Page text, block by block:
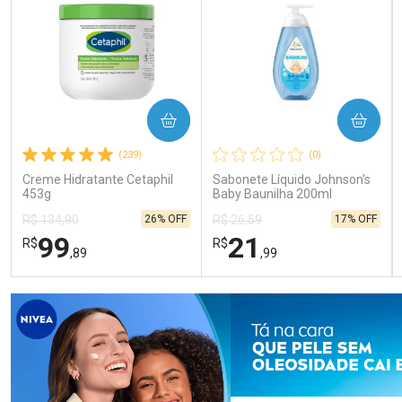
(239)
Creme Hidratante Cetaphil
453g
R$ 134,90
R$99,89
26% OFF
COMPRAR
FECHAR
Laboratório
FECHAR
Por Menos
(0)
Sabonete Líquido Johnson's
Baby Baunilha 200ml
R$ 26,59
R$21 ,99
17% OFF
COMPRAR
Laboratório
Por Menos